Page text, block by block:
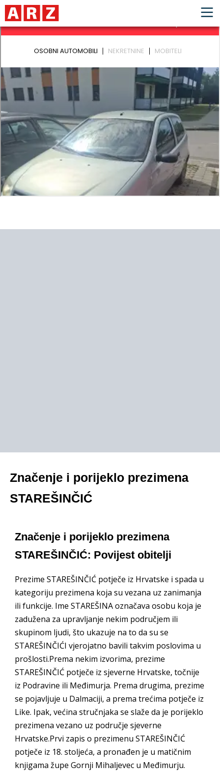
Značenje i porijeklo prezimena
STAREŠINČIĆ
Značenje i porijeklo prezimena
STAREŠINČIĆ: Povijest obitelji
Prezime STAREŠINČIĆ potječe iz Hrvatske i spada u
kategoriju prezimena koja su vezana uz zanimanja
ili funkcije. Ime STAREŠINA označava osobu koja je
zadužena za upravljanje nekim područjem ili
skupinom ljudi, što ukazuje na to da su se
STAREŠINČIĆI vjerojatno bavili takvim poslovima u
prošlosti.Prema nekim izvorima, prezime
STAREŠINČIĆ potječe iz sjeverne Hrvatske, točnije
iz Podravine ili Međimurja. Prema drugima, prezime
se pojavljuje u Dalmaciji, a prema trećima potječe iz
Like. Ipak, većina stručnjaka se slaže da je porijeklo
prezimena vezano uz područje sjeverne
Hrvatske.Prvi zapis o prezimenu STAREŠINČIĆ
potječe iz 18. stoljeća, a pronađen je u matičnim
knjigama župe Gornji Mihaljevec u Međimurju.